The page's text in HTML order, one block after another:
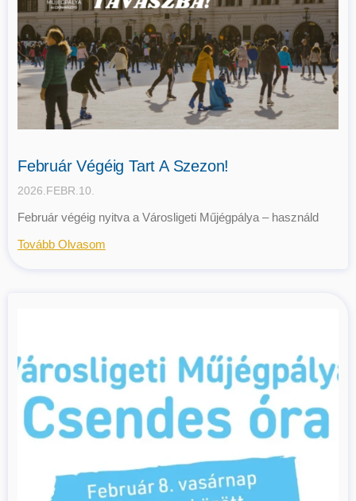
Február Végéig Tart A Szezon!
2026.FEBR.10.
Február végéig nyitva a Városligeti Műjégpálya – használd
Tovább Olvasom